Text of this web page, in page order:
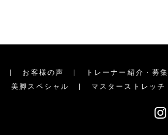
お客様の声 トレーナー紹介・募集
美脚スペシャル マスターストレッチ